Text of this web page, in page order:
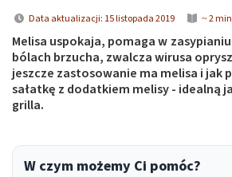
Data aktualizacji: 15 listopada 2019 ~ 2
Melisa uspokaja, pomaga w
bólach brzucha, zwalcza wirusa
jeszcze zastosowanie ma melisa i jak
sałatkę z dodatkiem melisy - idealną
grilla.
W czym możemy Ci pomóc?